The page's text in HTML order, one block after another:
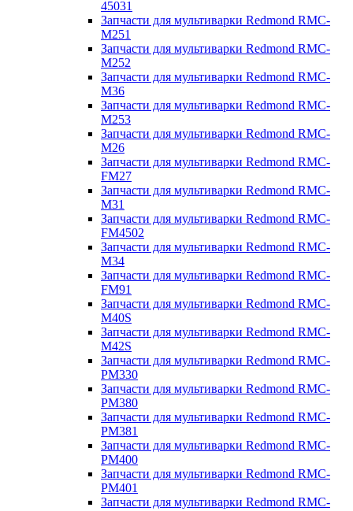
45031
Запчасти для мультиварки Redmond RMC-
M251
Запчасти для мультиварки Redmond RMC-
M252
Запчасти для мультиварки Redmond RMC-
M36
Запчасти для мультиварки Redmond RMC-
M253
Запчасти для мультиварки Redmond RMC-
M26
Запчасти для мультиварки Redmond RMC-
FM27
Запчасти для мультиварки Redmond RMC-
M31
Запчасти для мультиварки Redmond RMC-
FM4502
Запчасти для мультиварки Redmond RMC-
M34
Запчасти для мультиварки Redmond RMC-
FM91
Запчасти для мультиварки Redmond RMC-
M40S
Запчасти для мультиварки Redmond RMC-
M42S
Запчасти для мультиварки Redmond RMC-
PM330
Запчасти для мультиварки Redmond RMC-
PM380
Запчасти для мультиварки Redmond RMC-
PM381
Запчасти для мультиварки Redmond RMC-
PM400
Запчасти для мультиварки Redmond RMC-
PM401
Запчасти для мультиварки Redmond RMC-